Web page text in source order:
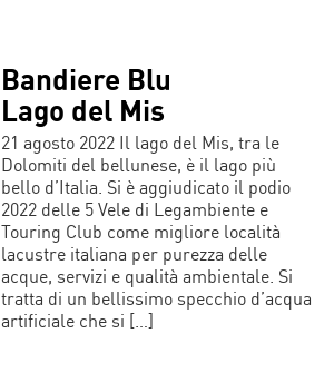
Bandiere Blu
Lago del Mis
21 agosto 2022 Il lago del Mis, tra le
Dolomiti del bellunese, è il lago più
bello d’Italia. Si è aggiudicato il podio
2022 delle 5 Vele di Legambiente e
Touring Club come migliore località
lacustre italiana per purezza delle
acque, servizi e qualità ambientale. Si
tratta di un bellissimo specchio d’acqua
artificiale che si […]